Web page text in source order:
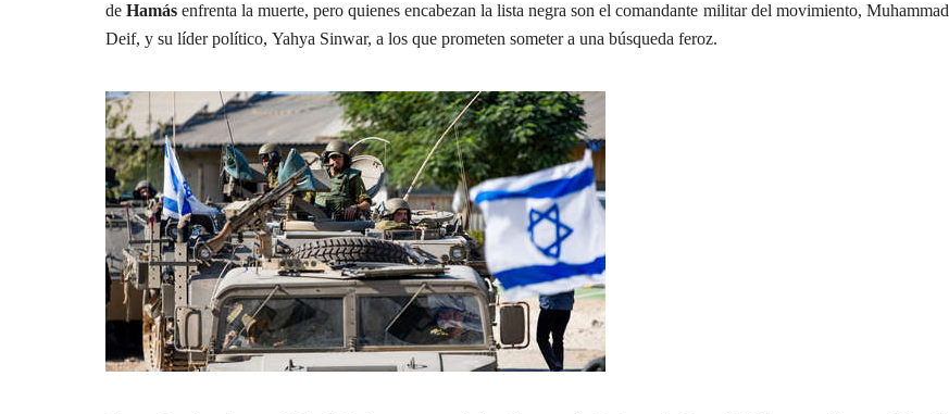
deHamás enfrenta la muerte, pero quienes encabezan la lista negra son el comandante militar del movimiento, Muhammad
Deif, y su líder político, Yahya Sinwar, a los que prometen someter a una búsqueda feroz.